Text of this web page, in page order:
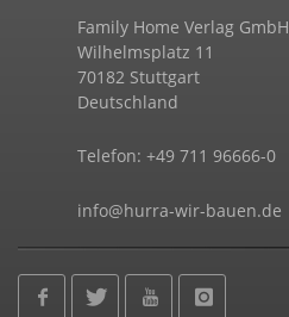
Family Home Verlag GmbH
Wilhelmsplatz 11
70182 Stuttgart
Deutschland
Telefon: +49 711 96666-0
info@hurra-wir-bauen.de